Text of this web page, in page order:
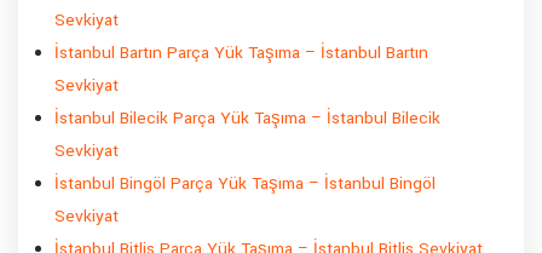
Sevkiyat
İstanbul Bartın Parça Yük Taşıma – İstanbul Bartın
Sevkiyat
İstanbul Bilecik Parça Yük Taşıma – İstanbul Bilecik
Sevkiyat
İstanbul Bingöl Parça Yük Taşıma – İstanbul Bingöl
Sevkiyat